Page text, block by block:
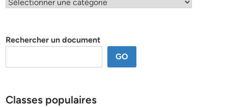
Rechercher un document
GO
Classes populaires